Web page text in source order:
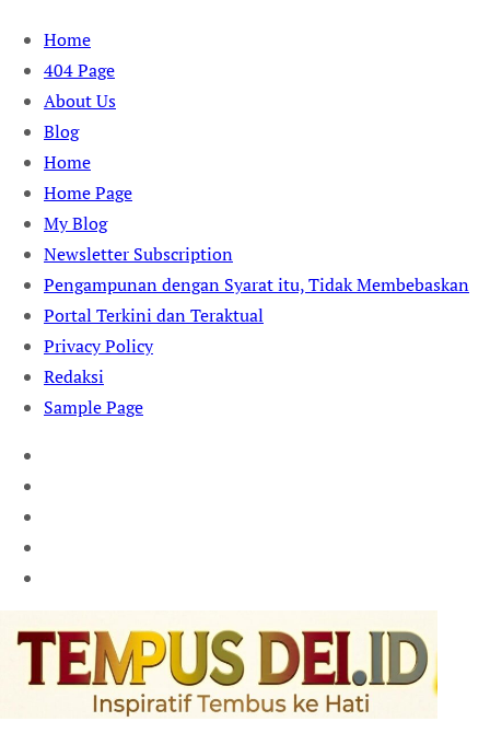
Skip
content
Home
404 Page
About Us
Blog
Home
Home Page
My Blog
Newsletter Subscription
Pengampunan dengan Syarat itu, Tidak Membebaskan
Portal Terkini dan Teraktual
Privacy Policy
Redaksi
Sample Page